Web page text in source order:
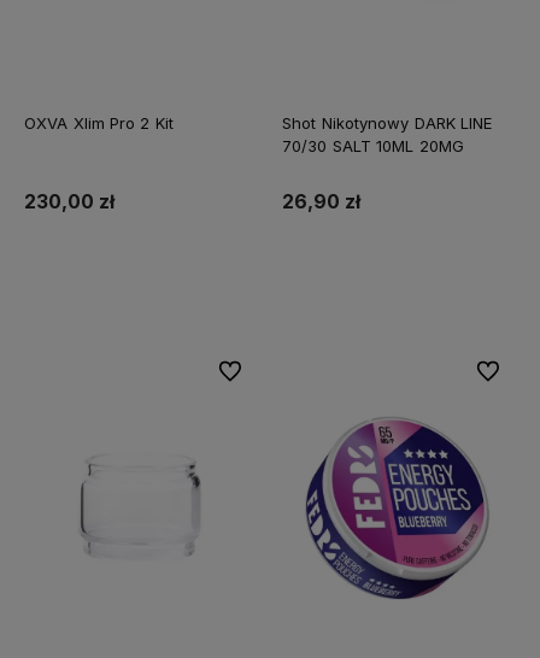
OXVA Xlim Pro 2 Kit
230,00 zł
Shot Nikotynowy DARK LINE
70/30 SALT 10ML 20MG
26,90 zł
Do ulubionych Do